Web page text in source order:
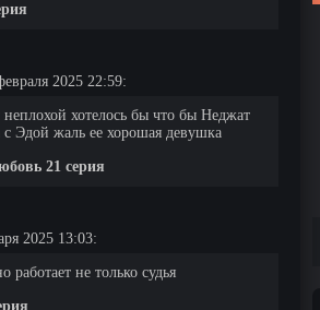
2025 22:59:
хотелось бы что бы Неджат
с Эдой жаль ее хорошая девушка
21 серия
2025 13:03:
работает не только судья